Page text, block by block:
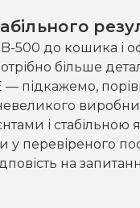
до кошика і
більше
підкажемо,
і стабільною
у перевіреного
на